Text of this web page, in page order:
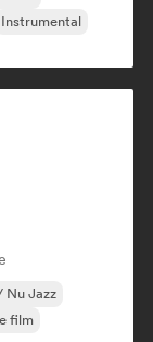
Instrumental
Nu Jazz
film